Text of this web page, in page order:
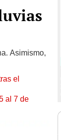
Asimismo,
el
al 7 de